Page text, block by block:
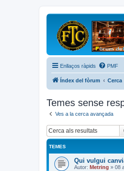
Enllaços ràpids PMF
Índex del fòrum Cerca
Temes sense
Ves a la cerca avançada
TEMES
Qui vulgui
Autor: Metring » 08